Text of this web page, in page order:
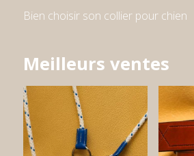
Bien choisir son collier pour chien
Meilleurs ventes